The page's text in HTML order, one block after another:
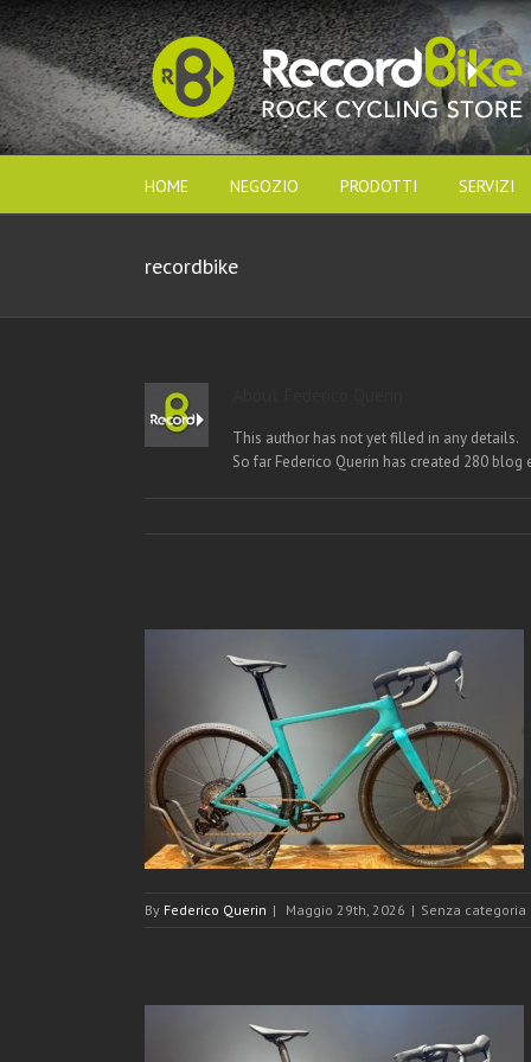
HOME NEGOZIO PRODOTTI SERVIZI
recordbike
This author has not yet filled in any details.
So far Federico Querin has created 280 blog
By Federico Querin | Maggio 29th, 2026 | Senza categoria